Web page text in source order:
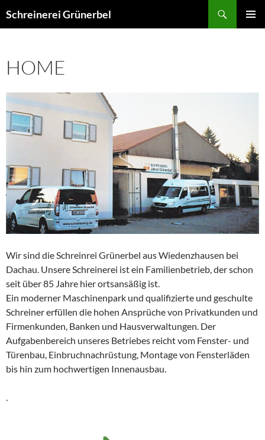
Inhalt
Schreinerei Grünerbel
HOME
Wir sind die Schreinrei Grünerbel aus Wiedenzhausen bei
Dachau. Unsere Schreinerei ist ein Familienbetrieb, der schon
seit über 85 Jahre hier ortsansäßig ist.
Ein moderner Maschinenpark und qualifizierte und geschulte
Schreiner erfüllen die hohen Ansprüche von Privatkunden und
Firmenkunden, Banken und Hausverwaltungen. Der
Aufgabenbereich unseres Betriebes reicht vom Fenster- und
Türenbau, Einbruchnachrüstung, Montage von Fensterläden
bis hin zum hochwertigen Innenausbau.
.